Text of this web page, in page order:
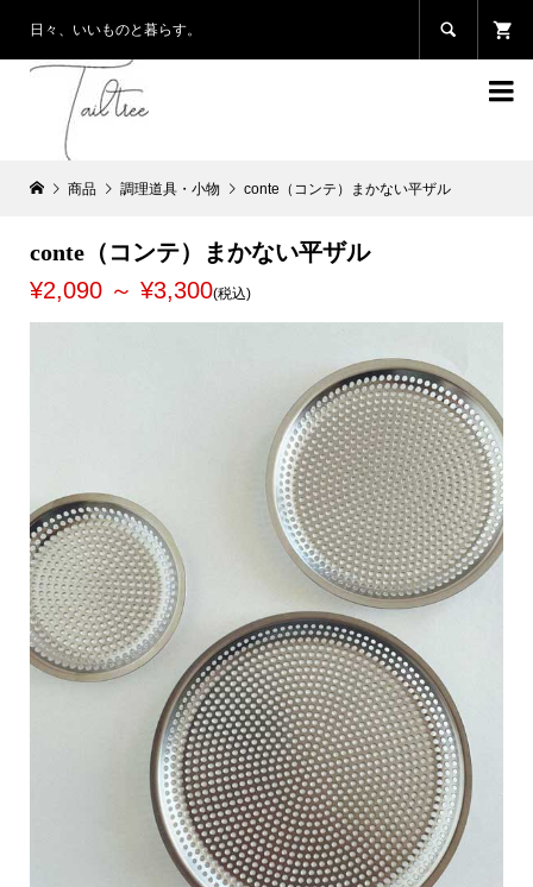
日々、いいものと暮らす。 

商品 調理道具・小物 conte（コンテ）まかない平ザル
conte（コンテ）まかない平ザル
¥2,090 ～ ¥3,300(税込)